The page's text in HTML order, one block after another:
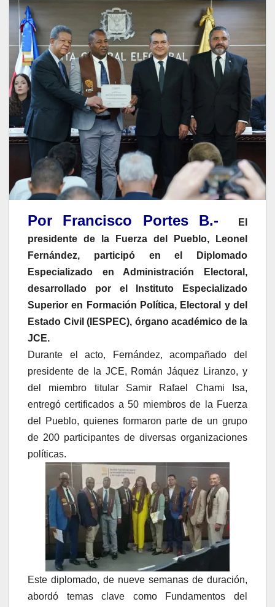
Por Francisco Portes B.-
El
presidente de la Fuerza del Pueblo, Leonel
Fernández, participó en el Diplomado
Especializado en Administración Electoral,
desarrollado por el Instituto Especializado
Superior en Formación Política, Electoral y del
Estado Civil (IESPEC), órgano académico de la
JCE.
Durante el acto, Fernández, acompañado del
presidente de la JCE, Román Jáquez Liranzo, y
del miembro titular Samir Rafael Chami Isa,
entregó certificados a 50 miembros de la Fuerza
del Pueblo, quienes formaron parte de un grupo
de 200 participantes de diversas organizaciones
políticas.
Este diplomado, de nueve semanas de duración,
abordó temas clave como Fundamentos del